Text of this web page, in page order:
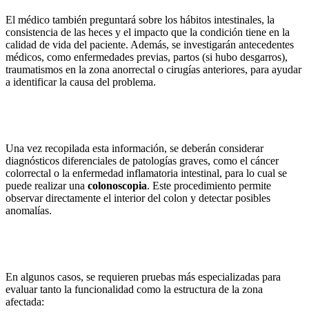
El médico también preguntará sobre los hábitos intestinales, la
consistencia de las heces y el impacto que la condición tiene en la
calidad de vida del paciente. Además, se investigarán antecedentes
médicos, como enfermedades previas, partos (si hubo desgarros),
traumatismos en la zona anorrectal o cirugías anteriores, para ayudar
a identificar la causa del problema.
Una vez recopilada esta información, se deberán considerar
diagnósticos diferenciales de patologías graves, como el cáncer
colorrectal o la enfermedad inflamatoria intestinal, para lo cual se
puede realizar una colonoscopia. Este procedimiento permite
observar directamente el interior del colon y detectar posibles
anomalías.
En algunos casos, se requieren pruebas más especializadas para
evaluar tanto la funcionalidad como la estructura de la zona
afectada: